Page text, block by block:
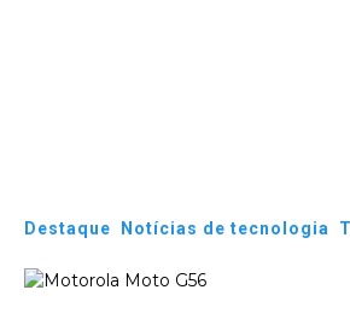
Destaque Notícias de tecnologia